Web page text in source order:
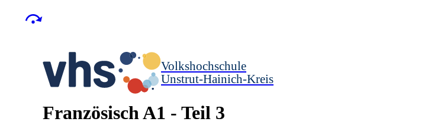
Volkshochschule
Unstrut-Hainich-Kreis
Französisch A1 - Teil 3